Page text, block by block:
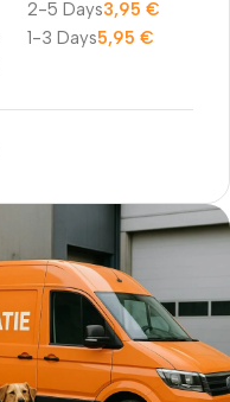
2-5 Days3,95€
1-3 Days5,95€